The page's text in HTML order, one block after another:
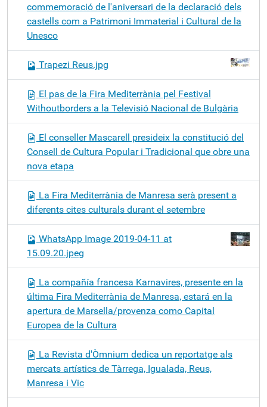
commemoració de l'aniversari de la declaració dels
castells com a Patrimoni Immaterial i Cultural de la
Unesco
Trapezi Reus.jpg
El pas de la Fira Mediterrània pel Festival
Withoutborders a la Televisió Nacional de Bulgària
El conseller Mascarell presideix la constitució del
Consell de Cultura Popular i Tradicional que obre una
nova etapa
La Fira Mediterrània de Manresa serà present a
diferents cites culturals durant el setembre
WhatsApp Image 2019-04-11 at
15.09.20.jpeg
La compañía francesa Karnavires, presente en la
última Fira Mediterrània de Manresa, estará en la
apertura de Marsella/provenza como Capital
Europea de la Cultura
La Revista d'Òmnium dedica un reportatge als
mercats artístics de Tàrrega, Igualada, Reus,
Manresa i Vic